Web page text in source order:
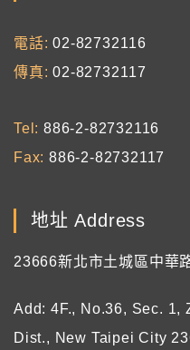
電話
02-82732116
傳真
02-82732117
Tel
886-2-82732116
Fax 886-2-82732117
地址 Address
23666新北市土城區中華
Add: 4F., No.36, Sec. 1,
Dist., New Taipei City